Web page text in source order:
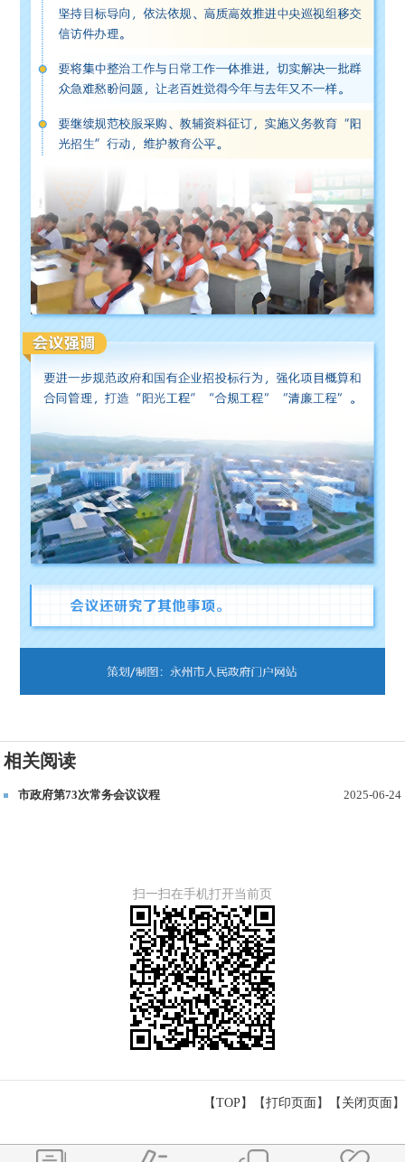
相关阅读
市政府第73次常务会议议程 2025-06-24
扫一扫在手机打开当前页
【TOP】 【打印页面】【 关闭页面】